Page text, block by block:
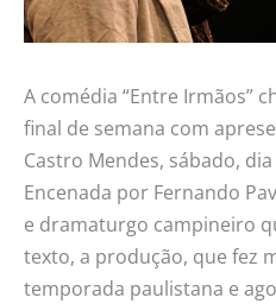
A comédia “Entre Irmãos”
final de semana com
Castro Mendes, sábado,
Encenada por Fernando
e dramaturgo campineiro
texto, a produção, que fez
temporada paulistana e